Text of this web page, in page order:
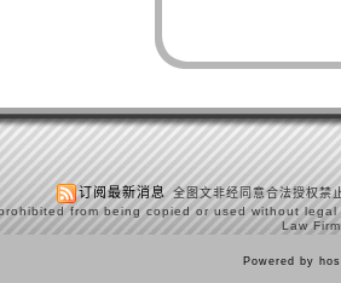
订阅最新消息 全图文非经同意合法授权禁
from being copied or used without
Law
Powered by